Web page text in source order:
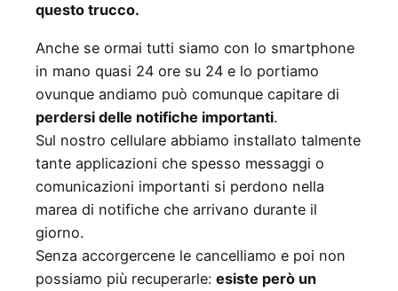
questo trucco.
Anche se ormai tutti siamo con lo smartphone
in mano quasi 24 ore su 24 e lo portiamo
ovunque andiamo può comunque capitare di
perdersi delle notifiche importanti.
Sul nostro cellulare abbiamo installato talmente
tante applicazioni che spesso messaggi o
comunicazioni importanti si perdono nella
marea di notifiche che arrivano durante il
giorno.
Senza accorgercene le cancelliamo e poi non
possiamo più recuperarle: esiste però un